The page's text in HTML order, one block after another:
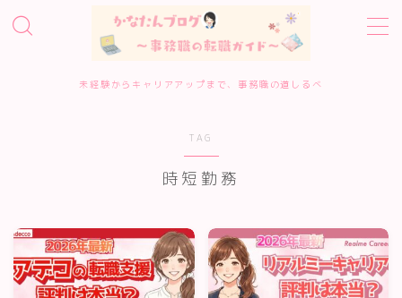
未経験からキャリアアップまで、事務職の道しるべ
事務職転職サービス診断
転職エージェント10選
転職準備・進め方
TAG
時短勤務